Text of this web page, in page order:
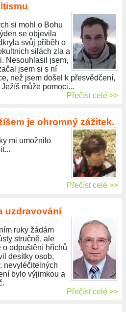
si mohl o Bohu
se objevila
svůj příběh o
silách zla a
Nesouhlasil jsem,
jsem si s ní
než jsem došel k přesvědčení,
může pomoci...
Přečíst celé >>
je ohromný zážitek.
mi umožnilo
Přečíst celé >>
uzdravování
ruky žádám
stručně, ale
o odpuštění hříchů
desítky osob,
nevyléčitelných
bylo výjimkou a
Přečíst celé >>